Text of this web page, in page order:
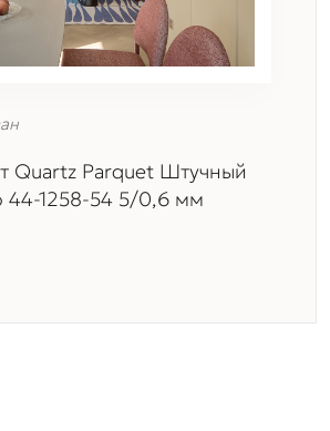
Quartz Parquet Штучный
44-1258-54 5/0,6 мм